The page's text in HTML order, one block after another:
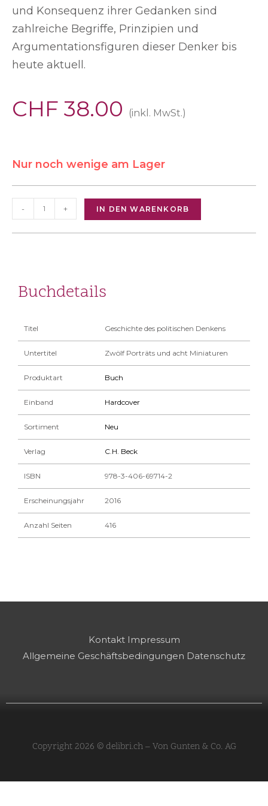
und Konsequenz ihrer Gedanken sind
zahlreiche Begriffe, Prinzipien und
Argumentationsfiguren dieser Denker bis
heute aktuell.
CHF 38.00 (inkl. MwSt.)
Nur noch wenige am Lager
- + IN DEN WARENKORB
Buchdetails
Titel Geschichte des politischen Denkens
Untertitel Zwölf Porträts und acht Miniaturen
Produktart Buch
Einband Hardcover
Sortiment Neu
Verlag C.H. Beck
ISBN 978-3-406-69714-2
Erscheinungsjahr 2016
Anzahl Seiten 416
Kontakt Impressum
Allgemeine Geschäftsbedingungen Datenschutz
Copyright 2026 © delibri.ch – Von Gunten & Co. AG